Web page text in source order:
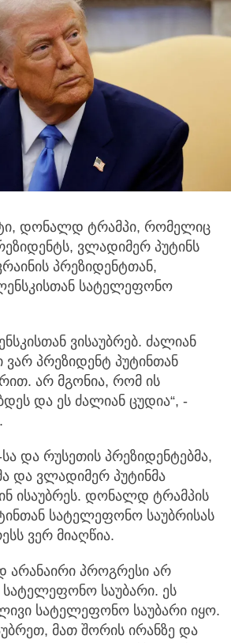
დონალდ ტრამპი, რომელიც
ვლადიმერ პუტინს
პრეზიდენტთან,
სატელეფონო
ვისაუბრებ. ძალიან
ვარ პრეზიდენტ პუტინთან
არ მგონია, რომ ის
და ეს ძალიან ცუდია“, -
სა და რუსეთის პრეზიდენტებმა,
და ვლადიმერ პუტინმა
ისაუბრეს. დონალდ ტრამპის
სატელეფონო საუბრისას
ვერ მიაღწია.
არანაირი პროგრესი არ
სატელეფონო საუბარი. ეს
სატელეფონო საუბარი იყო.
მათ შორის ირანზე და